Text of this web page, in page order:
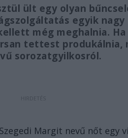
ült egy olyan
egyik
még meghalnia.
tettest produkálnia,
sorozatgyilkosról.
Margit nevű nőt egy